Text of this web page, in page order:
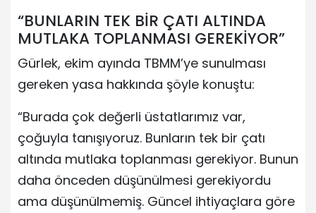
“BUNLARIN TEK BİR ÇATI ALTINDA
MUTLAKA TOPLANMASI GEREKİYOR”
Gürlek, ekim ayında TBMM’ye sunulması
gereken yasa hakkında şöyle konuştu:
“Burada çok değerli üstatlarımız var,
çoğuyla tanışıyoruz. Bunların tek bir çatı
altında mutlaka toplanması gerekiyor. Bunun
daha önceden düşünülmesi gerekiyordu
ama düşünülmemiş. Güncel ihtiyaçlara göre